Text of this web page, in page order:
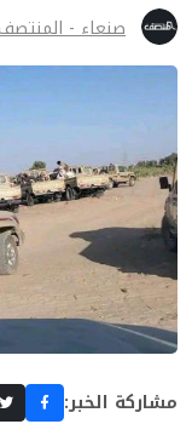
صنعاء -
مشاركة الخبر: